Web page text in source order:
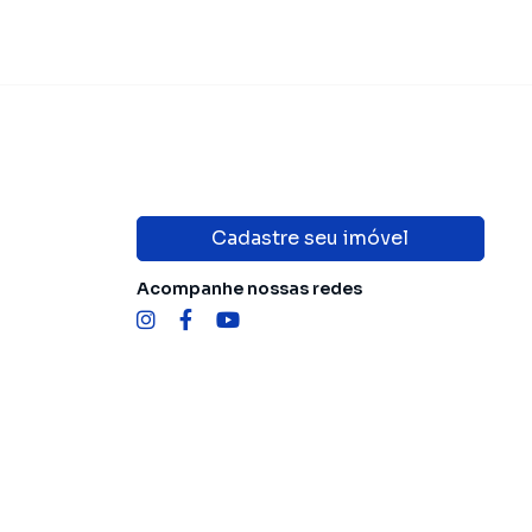
Cadastre seu imóvel
Acompanhe nossas redes